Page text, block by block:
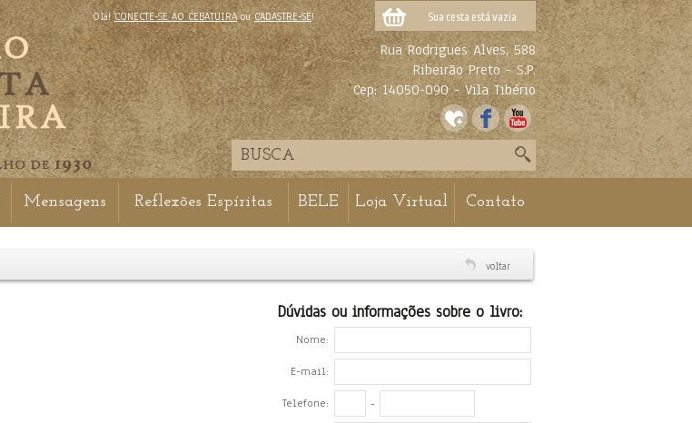
Olá!CONECTE-SE AO CEBATUIRAouCADASTRE-SE! Sua cesta está vazia
Rua Rodrigues Alves, 588
Ribeirão Preto - S.P.
Cep: 14050-090 - Vila Tibério
Mensagens Reflexões Espíritas BELE Loja Virtual Contato
voltar
Dúvidas ou informações sobre o livro:
Nome:
E-mail:
Telefone: -